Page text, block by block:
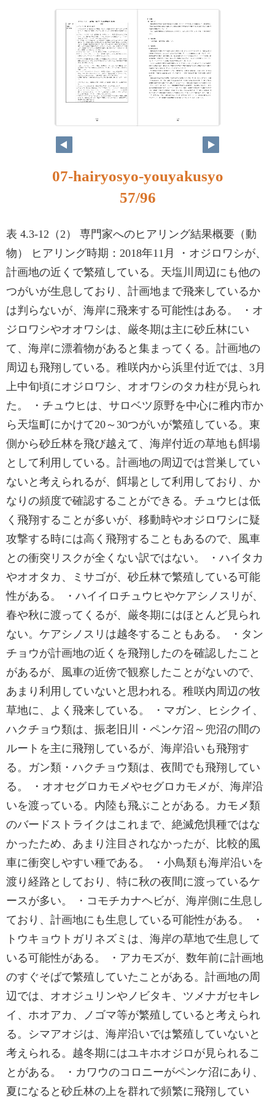
07-hairyosyo-youyakusyo
57/96
表 4.3-12（2） 専門家へのヒアリング結果概要（動
物） ヒアリング時期：2018年11月 ・オジロワシが、
計画地の近くで繁殖している。天塩川周辺にも他の
つがいが生息しており、計画地まで飛来しているか
は判らないが、海岸に飛来する可能性はある。 ・オ
ジロワシやオオワシは、厳冬期は主に砂丘林にい
て、海岸に漂着物があると集まってくる。計画地の
周辺も飛翔している。稚咲内から浜里付近では、3月
上中旬頃にオジロワシ、オオワシのタカ柱が見られ
た。 ・チュウヒは、サロベツ原野を中心に稚内市か
ら天塩町にかけて20～30つがいが繁殖している。東
側から砂丘林を飛び越えて、海岸付近の草地も餌場
として利用している。計画地の周辺では営巣してい
ないと考えられるが、餌場として利用しており、か
なりの頻度で確認することができる。チュウヒは低
く飛翔することが多いが、移動時やオジロワシに疑
攻撃する時には高く飛翔することもあるので、風車
との衝突リスクが全くない訳ではない。 ・ハイタカ
やオオタカ、ミサゴが、砂丘林で繁殖している可能
性がある。 ・ハイイロチュウヒやケアシノスリが、
春や秋に渡ってくるが、厳冬期にはほとんど見られ
ない。ケアシノスリは越冬することもある。 ・タン
チョウが計画地の近くを飛翔したのを確認したこと
があるが、風車の近傍で観察したことがないので、
あまり利用していないと思われる。稚咲内周辺の牧
草地に、よく飛来している。 ・マガン、ヒシクイ、
ハクチョウ類は、振老旧川・ペンケ沼～兜沼の間の
ルートを主に飛翔しているが、海岸沿いも飛翔す
る。ガン類・ハクチョウ類は、夜間でも飛翔してい
る。 ・オオセグロカモメやセグロカモメが、海岸沿
いを渡っている。内陸も飛ぶことがある。カモメ類
のバードストライクはこれまで、絶滅危惧種ではな
かったため、あまり注目されなかったが、比較的風
車に衝突しやすい種である。 ・小鳥類も海岸沿いを
渡り経路としており、特に秋の夜間に渡っているケ
ースが多い。 ・コモチカナヘビが、海岸側に生息し
ており、計画地にも生息している可能性がある。 ・
トウキョウトガリネズミは、海岸の草地で生息して
いる可能性がある。 ・アカモズが、数年前に計画地
のすぐそばで繁殖していたことがある。計画地の周
辺では、オオジュリンやノビタキ、ツメナガセキレ
イ、ホオアカ、ノゴマ等が繁殖していると考えられ
る。シマアオジは、海岸沿いでは繁殖していないと
考えられる。越冬期にはユキホオジロが見られるこ
とがある。 ・カワウのコロニーがペンケ沼にあり、
夏になると砂丘林の上を群れで頻繁に飛翔してい